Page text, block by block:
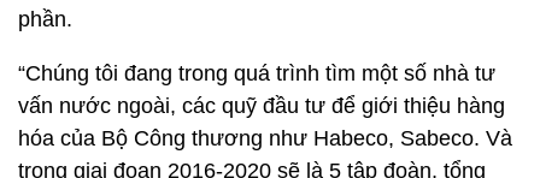
phần.
“Chúng tôi đang trong quá trình tìm một số nhà tư
vấn nước ngoài, các quỹ đầu tư để giới thiệu hàng
hóa của Bộ Công thương như Habeco, Sabeco. Và
trong giai đoạn 2016-2020 sẽ là 5 tập đoàn, tổng